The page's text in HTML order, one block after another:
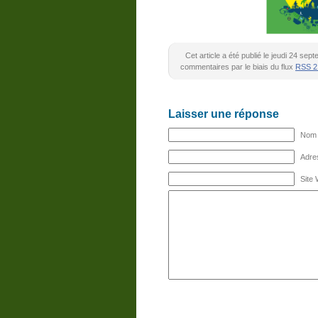
Cet article a été publié le jeudi 24
commentaires par le biais du flux RSS
Laisser une réponse
Site